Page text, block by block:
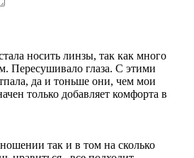
носить линзы, так как много
Пересушивало глаза. С этими
да и тоньше они, чем мои
только добавляет комфорта в
так и в том на сколько